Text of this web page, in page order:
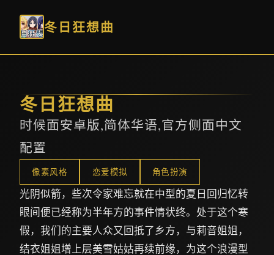
冬日狂想曲
冬日狂想曲
时候面安卓版,简体华语,官方侧面中文
配置
像素风格 恋爱模拟 角色扮演
光阴似箭，些次令家难忘就在中型的夏日回归忆转
眼间便已经称为半年方的事件情状终。处于这个寒
假，我们的主要人众又回抵了乡方，与莉音姐姐，
结衣姐姐增上层美雪姑姑再续前缘，为这个浪漫型